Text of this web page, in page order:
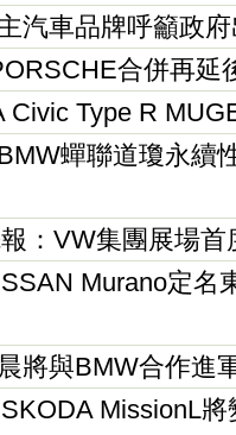
汽車品牌呼籲政
合併再延
Type R
蟬聯道瓊永續
：VW集團展場首
Murano定名
將與BMW合作進
MissionL